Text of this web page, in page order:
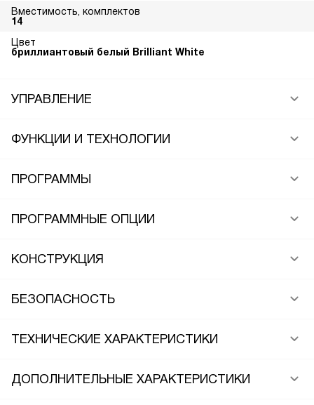
Вместимость, комплектов
14
Цвет
бриллиантовый белый Brilliant White
УПРАВЛЕНИЕ
ФУНКЦИИ И ТЕХНОЛОГИИ
ПРОГРАММЫ
ПРОГРАММНЫЕ ОПЦИИ
КОНСТРУКЦИЯ
БЕЗОПАСНОСТЬ
ТЕХНИЧЕСКИЕ ХАРАКТЕРИСТИКИ
ДОПОЛНИТЕЛЬНЫЕ ХАРАКТЕРИСТИКИ